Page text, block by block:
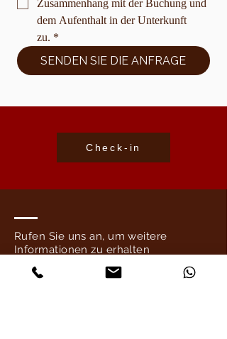
Zusammenhang mit der Buchung und
dem Aufenthalt in der Unterkunft
zu. *
SENDEN SIE DIE ANFRAGE
Check-in
Rufen Sie uns an, um weitere
Informationen zu erhalten
oder um ein Zimmer zu reservieren
39 339 388 2314